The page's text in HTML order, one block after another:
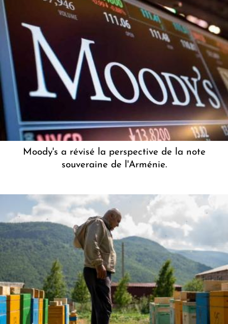
Moody's a révisé la perspective de la note
souveraine de l'Arménie.